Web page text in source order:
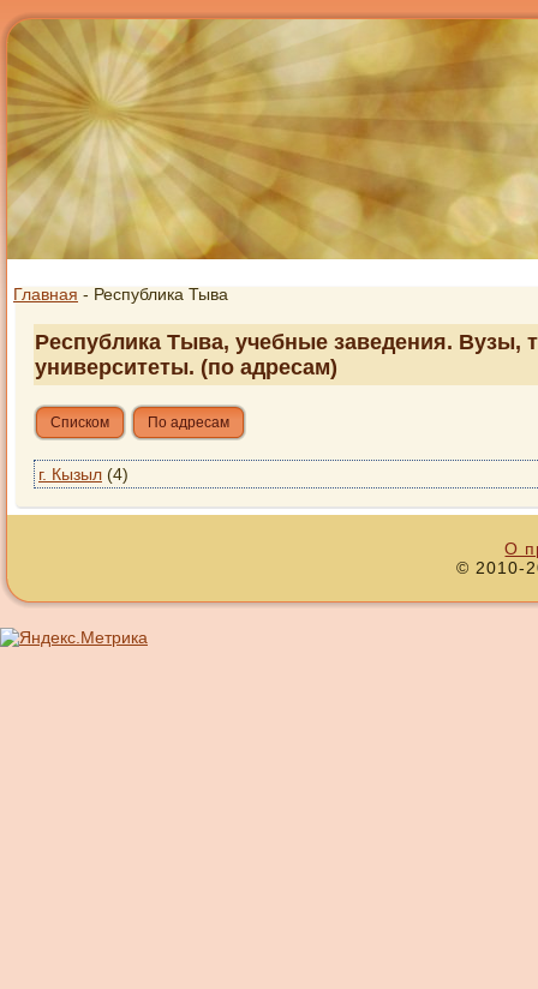
Главная - Республика Тыва
Республика Тыва, учебные заведения. Вузы,
университеты. (по адресам)
Списком По адресам
г. Кызыл (4)
О
© 2010-